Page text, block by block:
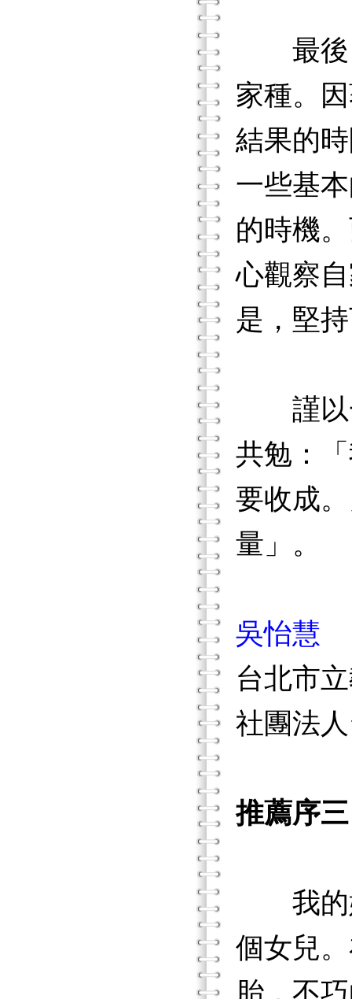
最後，
家種。
結果的
一些基
的時機
心觀察
是，堅
謹以一
共勉：
要收成
量」。
吳怡慧
台北市
社團法
推薦序三
我的妹
個女兒
胎，不